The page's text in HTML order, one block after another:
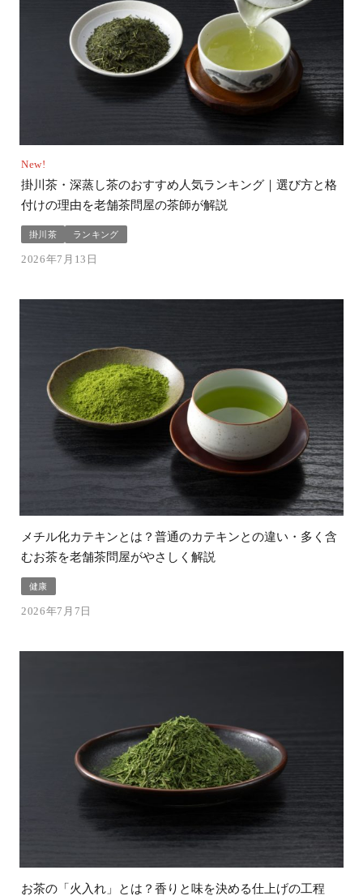
New!
掛川茶・深蒸し茶のおすすめ人気ランキング｜選び方と格
付けの理由を老舗茶問屋の茶師が解説
掛川茶 ランキング
2026年7月13日
メチル化カテキンとは？普通のカテキンとの違い・多く含
むお茶を老舗茶問屋がやさしく解説
健康
2026年7月7日
お茶の「火入れ」とは？香りと味を決める仕上げの工程